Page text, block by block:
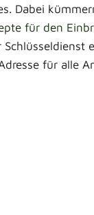
Dabei
für den
Schlüsseldienst
für alle